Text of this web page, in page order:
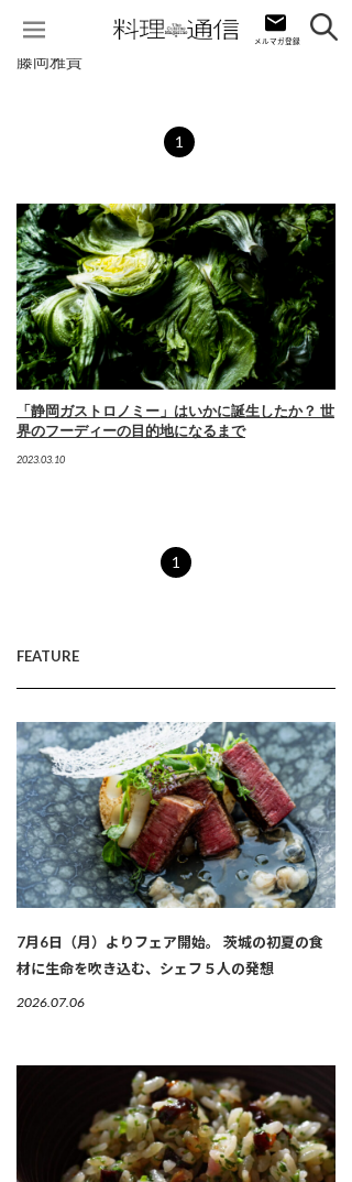
藤岡雅貴
1
「静岡ガストロノミー」はいかに誕生したか？ 世
界のフーディーの目的地になるまで
2023.03.10
1
FEATURE
7月6日（月）よりフェア開始。 茨城の初夏の食
材に生命を吹き込む、シェフ５人の発想
2026.07.06